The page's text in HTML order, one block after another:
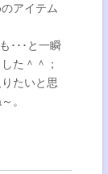
アイテム
･･･と一瞬
た＾＾；
たいと思
。